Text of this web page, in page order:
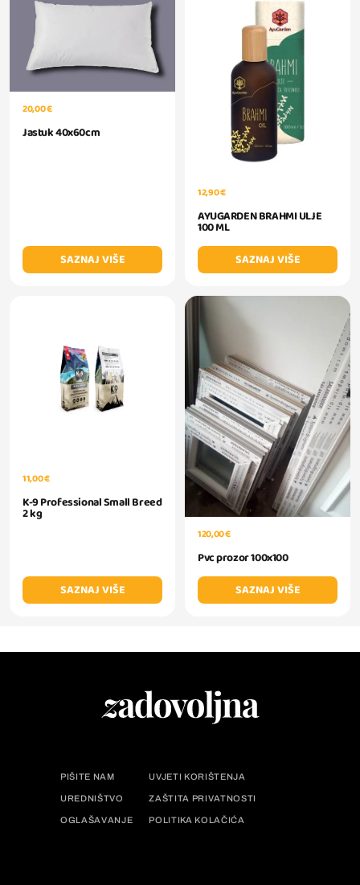
20,00 €
Jastuk 40x60cm
SAZNAJ VIŠE
12,90 €
AYUGARDEN BRAHMI ULJE
100 ML
SAZNAJ VIŠE
11,00 €
K-9 Professional Small Breed
2 kg
SAZNAJ VIŠE
120,00 €
Pvc prozor 100x100
SAZNAJ VIŠE
PIŠITE NAM UVJETI KORIŠTENJA
UREDNIŠTVO ZAŠTITA PRIVATNOSTI
OGLAŠAVANJE POLITIKA KOLAČIĆA